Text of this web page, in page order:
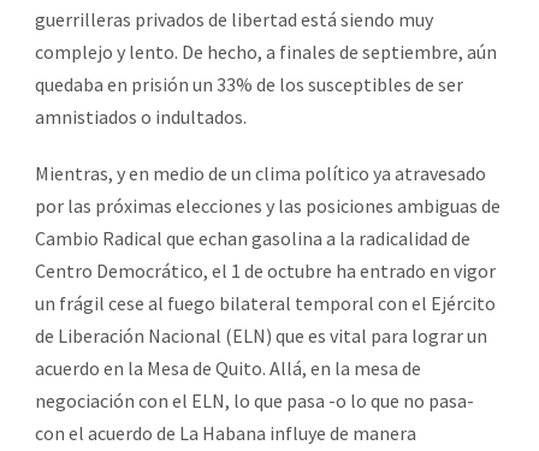
guerrilleras privados de libertad está siendo muy
complejo y lento. De hecho, a finales de septiembre, aún
quedaba en prisión un 33% de los susceptibles de ser
amnistiados o indultados.
Mientras, y en medio de un clima político ya atravesado
por las próximas elecciones y las posiciones ambiguas de
Cambio Radical que echan gasolina a la radicalidad de
Centro Democrático, el 1 de octubre ha entrado en vigor
un frágil cese al fuego bilateral temporal con el Ejército
de Liberación Nacional (ELN) que es vital para lograr un
acuerdo en la Mesa de Quito. Allá, en la mesa de
negociación con el ELN, lo que pasa -o lo que no pasa-
con el acuerdo de La Habana influye de manera